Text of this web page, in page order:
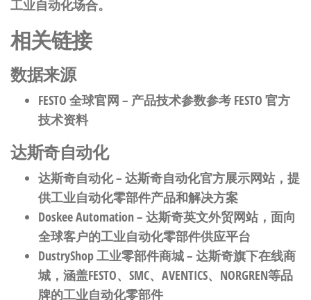
工业自动化场合。
相关链接
数据来源
FESTO 全球官网 – 产品技术参数参考 FESTO 官方
技术资料
达斯奇自动化
达斯奇自动化– 达斯奇自动化官方展示网站，提
供工业自动化零部件产品和解决方案
Doskee Automation– 达斯奇英文外贸网站，面向
全球客户的工业自动化零部件供应平台
DustryShop 工业零部件商城– 达斯奇旗下在线商
城，涵盖FESTO、SMC、AVENTICS、NORGREN等品
牌的工业自动化零部件